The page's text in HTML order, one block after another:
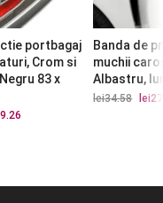
portbagaj
Crom si
83 x
Banda de
muchii
Albastru,
lei34.58 lei